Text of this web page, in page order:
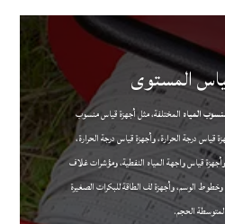
المستوى
المياه المختلفة، مثل أجهزة قياس منسوب
قياس درجة الحرارة، وأجهزة قياس درجة الحرارة،
قياس واجهة المياه النفطية، ومؤشرات غلاف
الوسم، وأجهزة لف الطاقة للبكرات الصغيرة
الحجم.